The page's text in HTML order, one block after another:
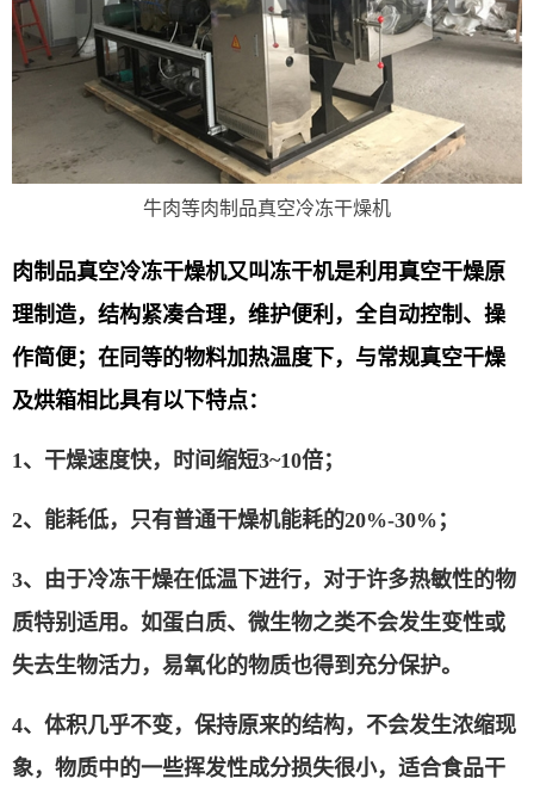
牛肉等肉制品真空冷冻干燥机
肉制品真空冷冻干燥机又叫冻干机是利用真空干燥原
理制造，结构紧凑合理，维护便利，全自动控制、操
作简便；在同等的物料加热温度下，与常规真空干燥
及烘箱相比具有以下特点：
1、 干燥速度快，时间缩短3~10倍；
2、 能耗低，只有普通干燥机能耗的20%-30% ；
3、 由于冷冻干燥在低温下进行，对于许多热敏性的物
质特别适用。如蛋白质、微生物之类不会发生变性或
失去生物活力，易氧化的物质也得到充分保护。
4、 体积几乎不变，保持原来的结构，不会发生浓缩现
象，物质中的一些挥发性成分损失很小，适合食品干